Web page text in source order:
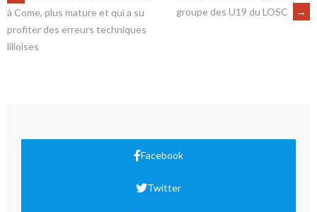
à Come, plus mature et qui a su
profiter des erreurs techniques
lilloises
groupe des U19 du LOSC
→
Facebook
Twitter